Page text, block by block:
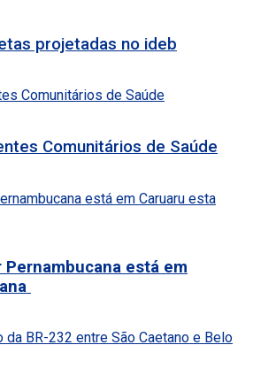
projetadas no ideb
Comunitários de Saúde
está em